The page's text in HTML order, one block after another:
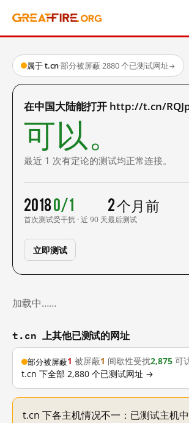
属于 t.cn·部分被屏蔽·2880 个已测试网址→
在中国大陆能打开 http://t.cn/
可以。
最近 1 次有定论的测试均正常连接。
2018
首次测试
0/1
受干扰 · 近 90 天
2 个月前
最后测试
立即测试
加载中……
t.cn 上其他已测试的网址
部分被屏蔽1 被屏蔽1 间歇性受扰2,875 可
t.cn 下全部 2,880 个已测试网址 →
t.cn 下各主机情况不一：已测试主机中